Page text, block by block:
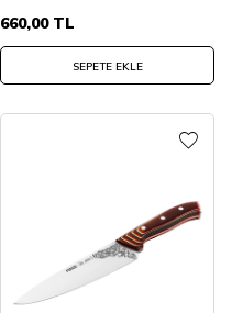
660,00TL
SEPETE EKLE